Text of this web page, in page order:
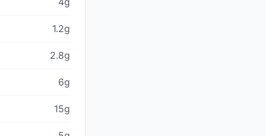
1.2g
2.8g
6g
15g